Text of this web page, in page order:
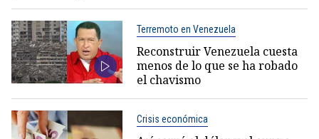
Terremoto en Venezuela
Reconstruir Venezuela cuesta
menos de lo que se ha robado
el chavismo
Crisis económica